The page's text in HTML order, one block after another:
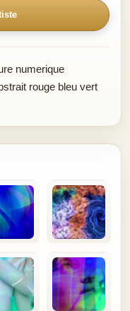
numerique
rouge bleu vert